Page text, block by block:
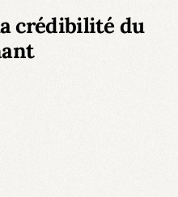
crédibilité du